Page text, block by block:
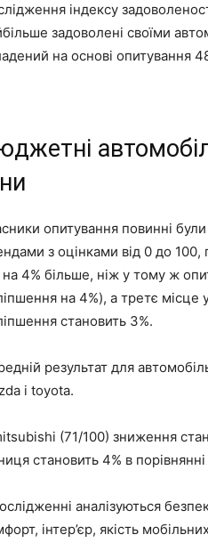
індексу
задоволені своїми
на основі опитування
опитування повинні
з оцінками від 0 до
4% більше, ніж у тому ж
на 4%), а третє місце
становить 3%.
результат для
і toyota.
(71/100) зниження
становить 4% в
аналізуються
інтер’єр, якість